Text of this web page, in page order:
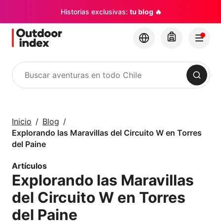
Historias exclusivas: tu blog 🔥
Buscar
Inicio
Blog
Explorando las Maravillas del Circuito W en Torres
del Paine
Artículos
Explorando las Maravillas
del Circuito W en Torres
del Paine
rincones con
Outdoor Index